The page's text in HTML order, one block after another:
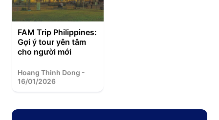
FAM Trip Philippines:
Gợi ý tour yên tâm
cho người mới
Hoang Thinh Dong -
16/01/2026